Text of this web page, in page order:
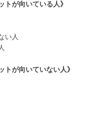
トが向いている人》
い人
トが向いていない人》